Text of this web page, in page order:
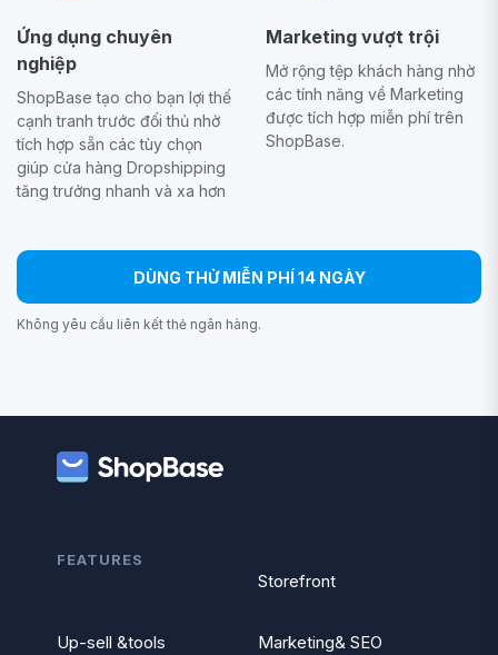
Ứng dụng chuyên
nghiệp
ShopBase tạo cho bạn lợi thế
cạnh tranh trước đối thủ nhờ
tích hợp sẵn các tùy chọn
giúp cửa hàng Dropshipping
tăng trưởng nhanh và xa hơn
Marketing vượt trội
Mở rộng tệp khách hàng nhờ
các tính năng về Marketing
được tích hợp miễn phí trên
ShopBase.
DÙNG THỬ MIỄN PHÍ 14 NGÀY
Không yêu cầu liên kết thẻ ngân hàng.
FEATURES
Storefront
Up-sell &tools Marketing& SEO